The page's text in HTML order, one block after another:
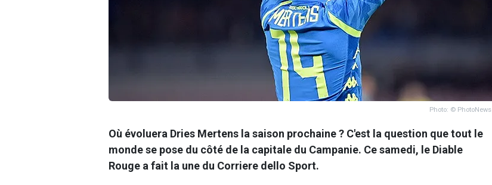
Photo: © PhotoNews
Où évoluera Dries Mertens la saison prochaine ? C'est la question que tout le
monde se pose du côté de la capitale du Campanie. Ce samedi, le Diable
Rouge a fait la une du Corriere dello Sport.